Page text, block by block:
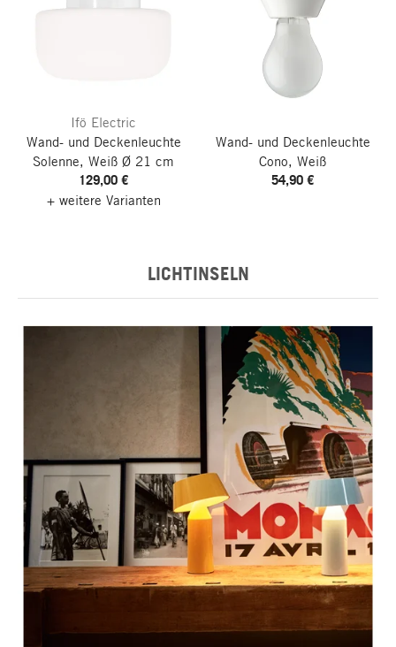
Ifö Electric
Wand- und Deckenleuchte
Solenne, Weiß Ø 21 cm
129,00 €
+ weitere Varianten
Wand- und Deckenleuchte
Cono, Weiß
54,90 €
LICHTINSELN